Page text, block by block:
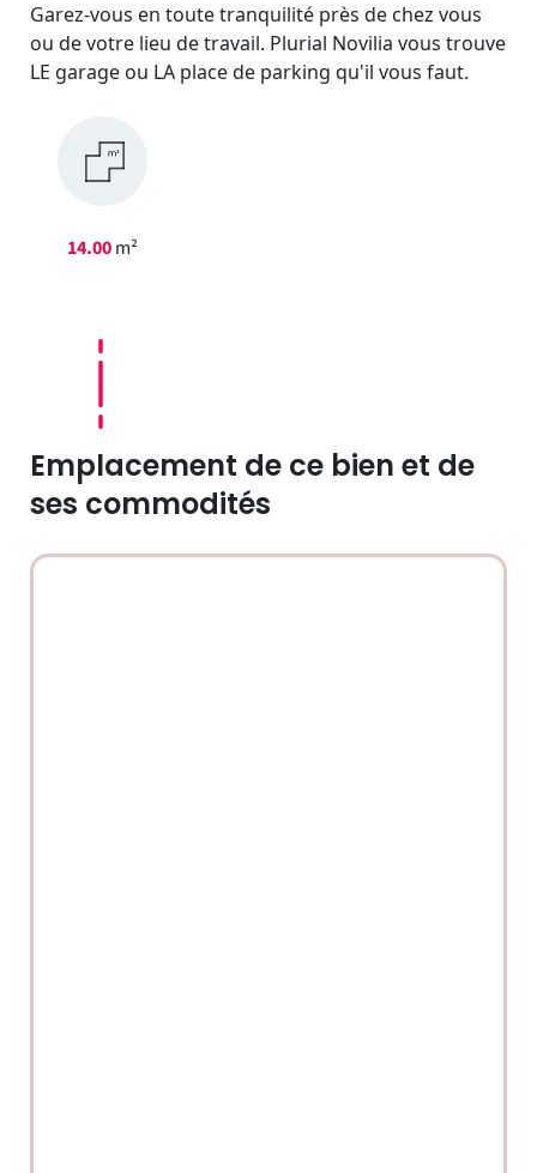
Garez-vous en toute tranquilité près de chez vous
ou de votre lieu de travail. Plurial Novilia vous trouve
LE garage ou LA place de parking qu'il vous faut.
14.00m²
Emplacement de ce bien et de
ses commodités